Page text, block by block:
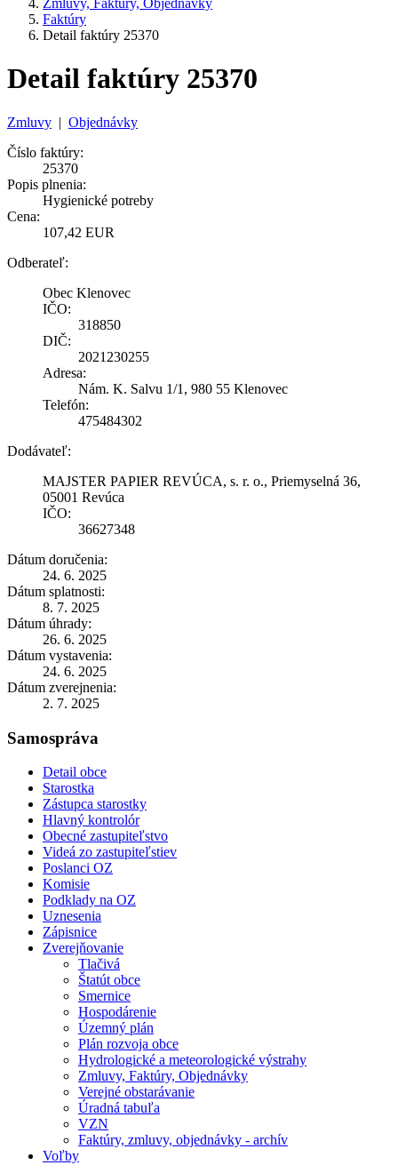
Zmluvy, Faktúry, Objednávky
Faktúry
Detail faktúry 25370
Detail faktúry 25370
Zmluvy | Objednávky
Číslo faktúry:
25370
Popis plnenia:
Hygienické potreby
Cena:
107,42 EUR
Odberateľ:
Obec Klenovec
IČO:
318850
DIČ:
2021230255
Adresa:
Nám. K. Salvu 1/1, 980 55 Klenovec
Telefón:
475484302
Dodávateľ:
MAJSTER PAPIER REVÚCA, s. r. o., Priemyselná 36,
05001 Revúca
IČO:
36627348
Dátum doručenia:
24. 6. 2025
Dátum splatnosti:
8. 7. 2025
Dátum úhrady:
26. 6. 2025
Dátum vystavenia:
24. 6. 2025
Dátum zverejnenia:
2. 7. 2025
Samospráva
Detail obce
Starostka
Zástupca starostky
Hlavný kontrolór
Obecné zastupiteľstvo
Videá zo zastupiteľstiev
Poslanci OZ
Komisie
Podklady na OZ
Uznesenia
Zápisnice
Zverejňovanie
Tlačivá
Štatút obce
Smernice
Hospodárenie
Územný plán
Plán rozvoja obce
Hydrologické a meteorologické výstrahy
Zmluvy, Faktúry, Objednávky
Verejné obstarávanie
Úradná tabuľa
VZN
Faktúry, zmluvy, objednávky - archív
Voľby